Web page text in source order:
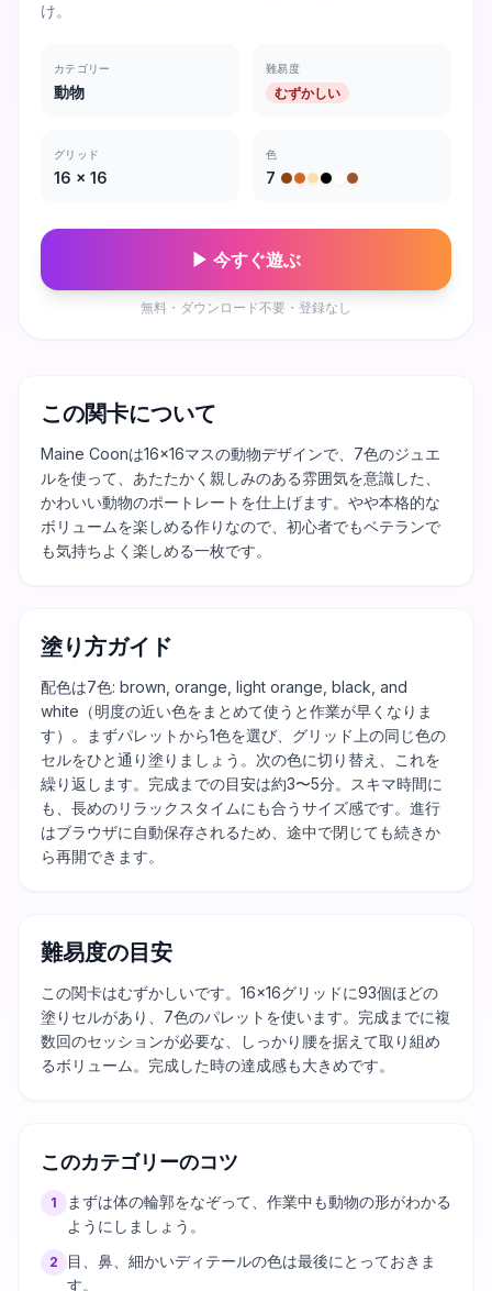
け。
カテゴリー
動物
難易度
むずかしい
グリッド
16 × 16
色
7
▶ 今すぐ遊ぶ
無料・ダウンロード不要・登録なし
この関卡について
Maine Coonは16×16マスの動物デザインで、7色のジュエ
ルを使って、あたたかく親しみのある雰囲気を意識した、
かわいい動物のポートレートを仕上げます。やや本格的な
ボリュームを楽しめる作りなので、初心者でもベテランで
も気持ちよく楽しめる一枚です。
塗り方ガイド
配色は7色: brown, orange, light orange, black, and
white（明度の近い色をまとめて使うと作業が早くなりま
す）。まずパレットから1色を選び、グリッド上の同じ色の
セルをひと通り塗りましょう。次の色に切り替え、これを
繰り返します。完成までの目安は約3〜5分。スキマ時間に
も、長めのリラックスタイムにも合うサイズ感です。進行
はブラウザに自動保存されるため、途中で閉じても続きか
ら再開できます。
難易度の目安
この関卡はむずかしいです。16×16グリッドに93個ほどの
塗りセルがあり、7色のパレットを使います。完成までに複
数回のセッションが必要な、しっかり腰を据えて取り組め
るボリューム。完成した時の達成感も大きめです。
このカテゴリーのコツ
1
まずは体の輪郭をなぞって、作業中も動物の形がわかる
ようにしましょう。
2
目、鼻、細かいディテールの色は最後にとっておきま
す。